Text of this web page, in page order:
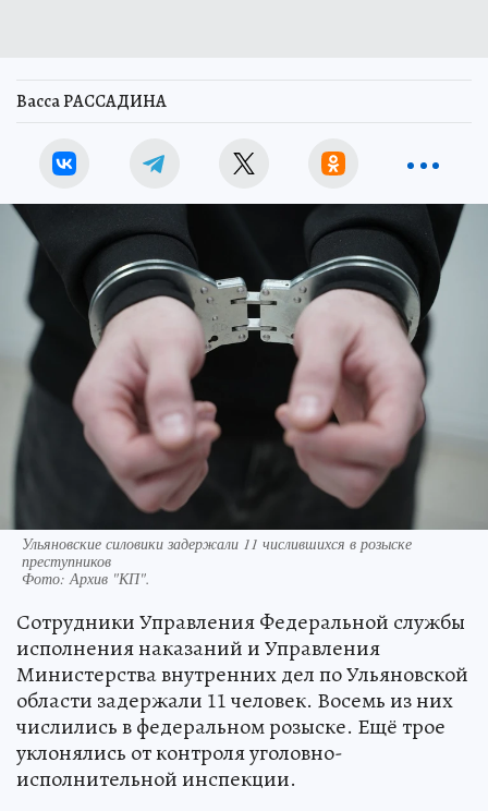
Васса РАССАДИНА
Ульяновские силовики задержали 11 числившихся в розыске
преступников
Фото:Архив "КП".
Сотрудники Управления Федеральной службы
исполнения наказаний и Управления
Министерства внутренних дел по Ульяновской
области задержали 11 человек. Восемь из них
числились в федеральном розыске. Ещё трое
уклонялись от контроля уголовно-
исполнительной инспекции.